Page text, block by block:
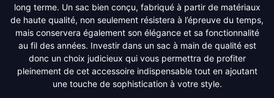
long terme. Un sac bien conçu, fabriqué à partir de matériaux
de haute qualité, non seulement résistera à l’épreuve du temps,
mais conservera également son élégance et sa fonctionnalité
au fil des années. Investir dans un sac à main de qualité est
donc un choix judicieux qui vous permettra de profiter
pleinement de cet accessoire indispensable tout en ajoutant
une touche de sophistication à votre style.